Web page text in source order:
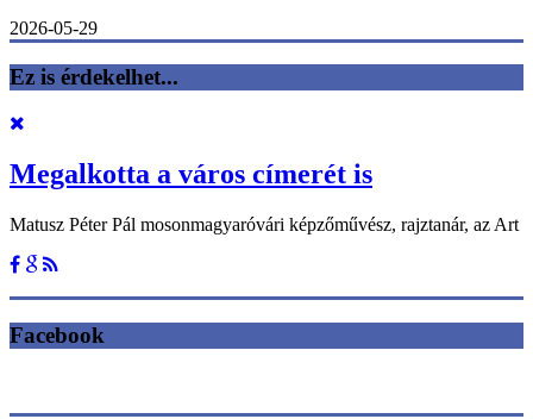
2026-05-29
Ez is érdekelhet...
Megalkotta a város címerét is
Matusz Péter Pál mosonmagyaróvári képzőművész, rajztanár, az Art
Facebook